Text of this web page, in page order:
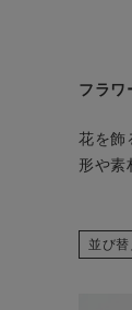
ようこそ ゲ
ログイン
フラ
花を飾
形や素
並び替